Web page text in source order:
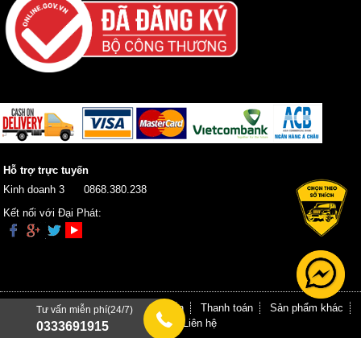
Hỗ trợ trực tuyến
Kinh doanh 3
0868.380.238
Kết nối với Đại Phát:
Trang chủ Giới thiệu Hướng dẫn Thanh toán
Sản phẩm khác
Tin tức
Liên hệ
Tư vấn miễn phí(24/7)
0333691915